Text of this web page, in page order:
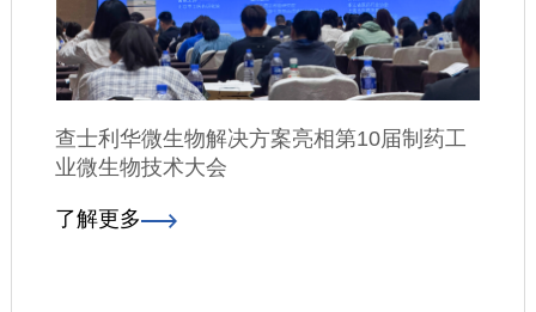
查士利华微生物解决方案亮相第10届制药工
业微生物技术大会
了解更多